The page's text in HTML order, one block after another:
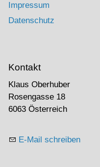
Impressum
Datenschutz
Kontakt
Klaus Oberhuber
Rosengasse 18
6063 Österreich
E-Mail schreiben